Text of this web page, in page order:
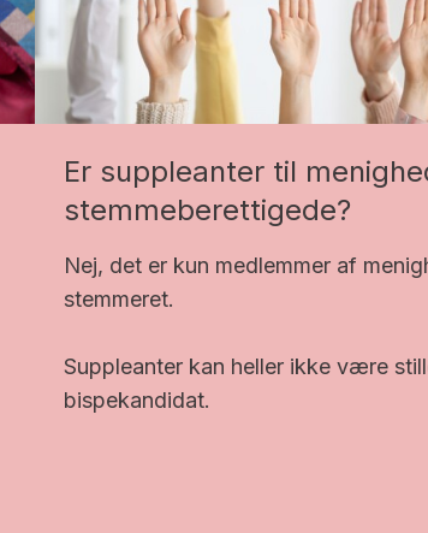
Er suppleanter til
stemmeberettigede?
Nej, det er kun medlemmer af
stemmeret.
Suppleanter kan heller ikke være
bispekandidat.